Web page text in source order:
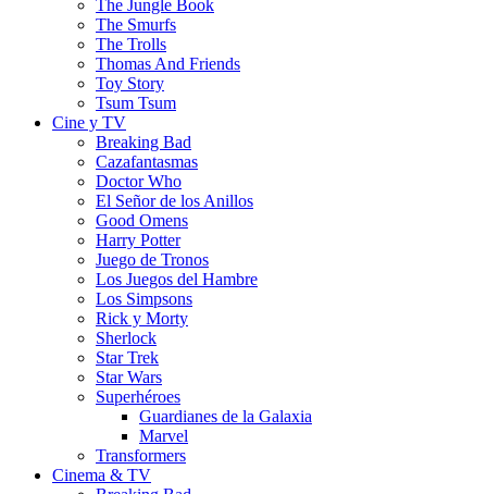
The Jungle Book
The Smurfs
The Trolls
Thomas And Friends
Toy Story
Tsum Tsum
Cine y TV
Breaking Bad
Cazafantasmas
Doctor Who
El Señor de los Anillos
Good Omens
Harry Potter
Juego de Tronos
Los Juegos del Hambre
Los Simpsons
Rick y Morty
Sherlock
Star Trek
Star Wars
Superhéroes
Guardianes de la Galaxia
Marvel
Transformers
Cinema & TV